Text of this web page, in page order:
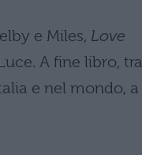
e Miles, Love
A fine libro, tra
e nel mondo, a